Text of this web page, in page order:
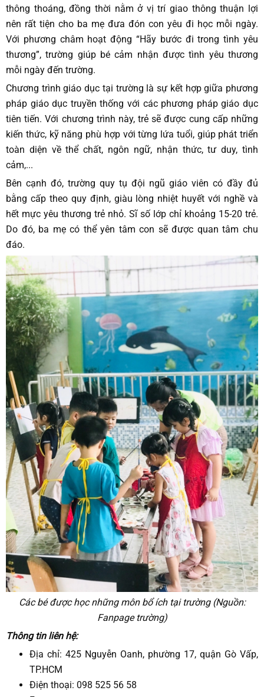
thông thoáng, đồng thời nằm ở vị trí giao thông thuận lợi
nên rất tiện cho ba mẹ đưa đón con yêu đi học mỗi ngày.
Với phương châm hoạt động “Hãy bước đi trong tình yêu
thương”, trường giúp bé cảm nhận được tình yêu thương
mỗi ngày đến trường.
Chương trình giáo dục tại trường là sự kết hợp giữa phương
pháp giáo dục truyền thống với các phương pháp giáo dục
tiên tiến. Với chương trình này, trẻ sẽ được cung cấp những
kiến thức, kỹ năng phù hợp với từng lứa tuổi, giúp phát triển
toàn diện về thể chất, ngôn ngữ, nhận thức, tư duy, tình
cảm,...
Bên cạnh đó, trường quy tụ đội ngũ giáo viên có đầy đủ
bằng cấp theo quy định, giàu lòng nhiệt huyết với nghề và
hết mực yêu thương trẻ nhỏ. Sĩ số lớp chỉ khoảng 15-20 trẻ.
Do đó, ba mẹ có thể yên tâm con sẽ được quan tâm chu
đáo.
Các bé được học những môn bổ ích tại trường (Nguồn:
Fanpage trường)
Thông tin liên hệ:
Địa chỉ: 425 Nguyễn Oanh, phường 17, quận Gò Vấp,
TP.HCM
Điện thoại: 098 525 56 58